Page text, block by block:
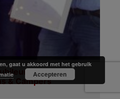
Meerbeek
& Campers
gaat u akkoord met het gebruik
Accepteren